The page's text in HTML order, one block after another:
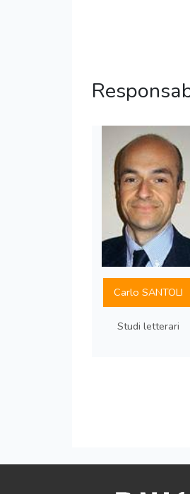
Carlo SANTOLI
Studi letterari